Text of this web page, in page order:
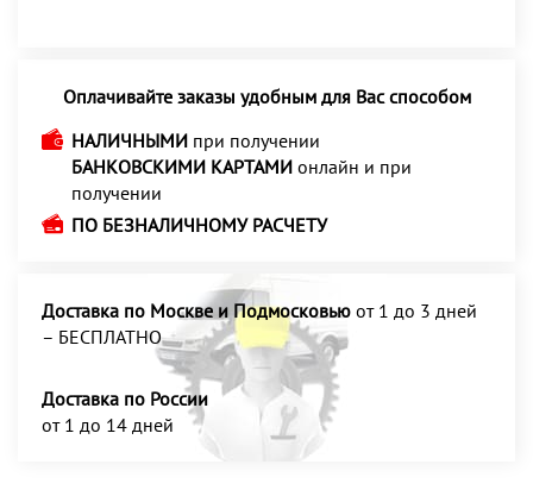
Оплачивайте заказы удобным для Вас способом
НАЛИЧНЫМИ при получении
БАНКОВСКИМИ КАРТАМИ онлайн и при
получении
ПО БЕЗНАЛИЧНОМУ РАСЧЕТУ
Доставка по Москве и Подмосковью от 1 до 3 дней
– БЕСПЛАТНО
Доставка по России
от 1 до 14 дней